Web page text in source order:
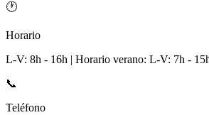
🕐
Horario
L-V: 8h - 16h | Horario verano: L-V: 7h -
📞
Teléfono